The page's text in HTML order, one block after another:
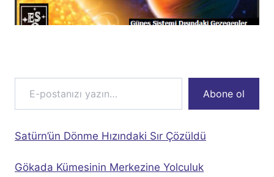
E-postanızı yazın…
Abone ol
Satürn’ün Dönme Hızındaki Sır Çözüldü
Gökada Kümesinin Merkezine Yolculuk